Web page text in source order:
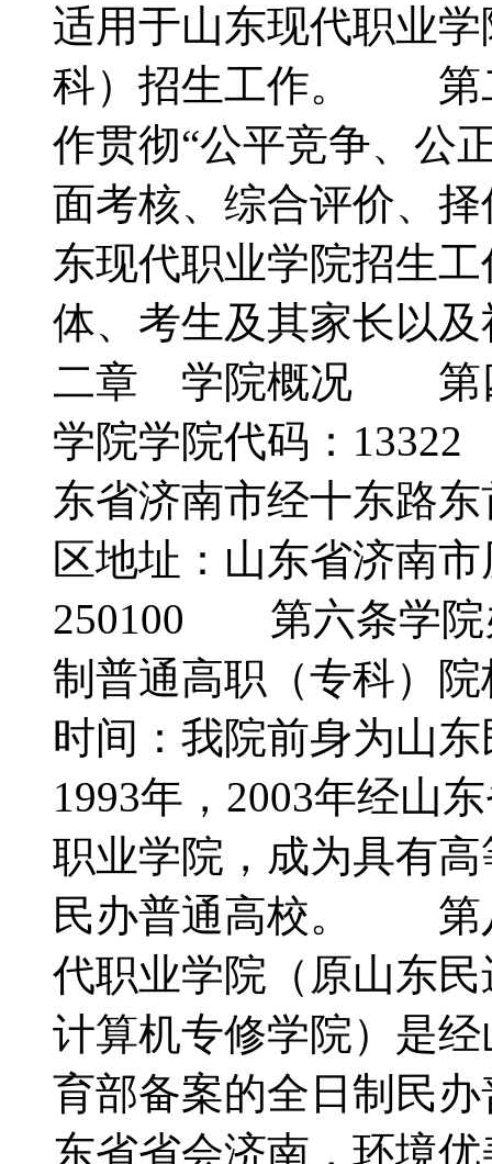
适用于山东现代职业
科）招生工作。 第
作贯彻“公平竞争、公
面考核、综合评价、
东现代职业学院招生
体、考生及其家长
二章 学院概况 第四
学院学院代码：
东省济南市经十东路
区地址：山东省济南
250100 第六条学院
制普通高职（专科）
时间：我院前身为山
1993年，2003年经山
职业学院，成为具有
民办普通高校。
代职业学院（原山东
计算机专修学院）是
育部备案的全日制民
东省省会济南，环境